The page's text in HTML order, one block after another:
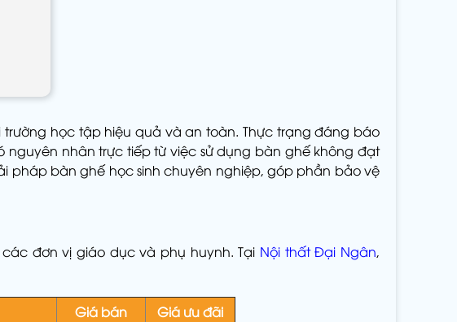
học tập hiệu quả và an toàn. Thực trạng đáng báo
nhân trực tiếp từ việc sử dụng bàn ghế không đạt
pháp bàn ghế học sinh chuyên nghiệp, góp phần bảo vệ
đơn vị giáo dục và phụ huynh. Tại Nội thất Đại Ngân,
Giá bán Giá ưu đãi